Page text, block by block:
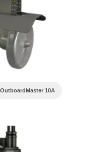
OutboardMaster 10A